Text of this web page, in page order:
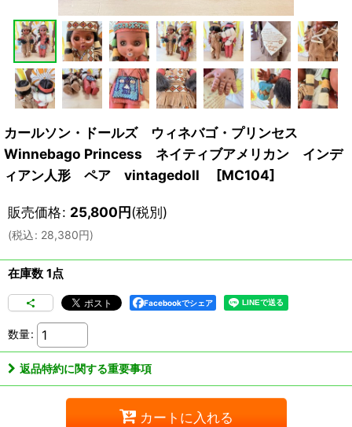
カールソン・ドールズ ウィネバゴ・プリンセス
Winnebago Princess ネイティブアメリカン インデ
ィアン人形 ペア vintagedoll
[MC104]
販売価格: 25,800円(税別)
(税込: 28,380円)
在庫数 1点
Facebookでシェア
数量:
返品特約に関する重要事項
カートに入れる